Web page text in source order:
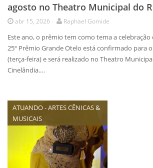
agosto no Theatro Municipal do
abr 15, 2026 Raphael Gomide
Este ano, o prêmio tem como tema a
25º Prêmio Grande Otelo está confirmado para
(terça-feira) e será realizado no Theatro
Cinelândia.…
ATUANDO - ARTES CÊNICAS &
MUSICAIS